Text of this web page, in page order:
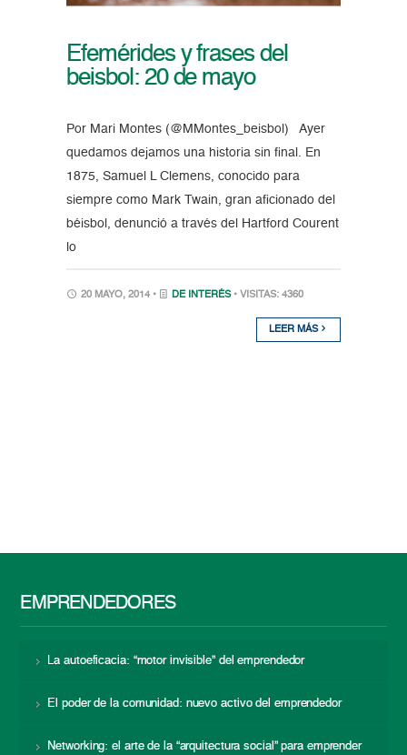
Efemérides y frases del
beisbol: 20 de mayo
Por Mari Montes (@MMontes_beisbol) Ayer
quedamos dejamos una historia sin final. En
1875, Samuel L Clemens, conocido para
siempre como Mark Twain, gran aficionado del
béisbol, denunció a través del Hartford Courent
lo
20 MAYO, 2014 • DE INTERÉS • VISITAS: 4360
LEER MÁS
EMPRENDEDORES
La autoeficacia: “motor invisible” del emprendedor
El poder de la comunidad: nuevo activo del emprendedor
Networking: el arte de la “arquitectura social” para emprender